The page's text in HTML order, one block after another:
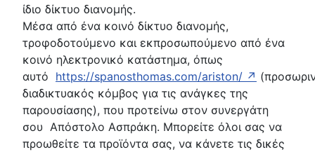
ίδιο δίκτυο διανομής.
Μέσα από ένα κοινό δίκτυο διανομής,
τροφοδοτούμενο και εκπροσωπούμενο από ένα
κοινό ηλεκτρονικό κατάστημα, όπως
αυτό https://spanosthomas.com/ariston/ ↗
διαδικτυακός κόμβος για τις ανάγκες της
παρουσίασης), που προτείνω στον συνεργάτη
σου Απόστολο Ασπράκη. Μπορείτε όλοι σας να
προωθείτε τα προϊόντα σας, να κάνετε τις δικές